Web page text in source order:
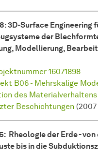
3D-Surface Engineering
der
Modellierung,
16071898
B06 - Mehrskalige
des
Beschichtungen (2007
Rheologie der Erde - von
bis in die